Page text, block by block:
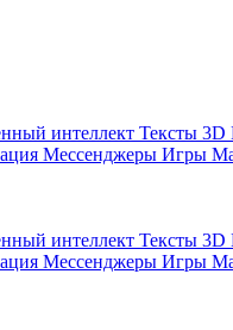
интеллект Тексты 3D
Мессенджеры Игры
интеллект Тексты 3D
Мессенджеры Игры